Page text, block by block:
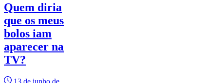
Quem diria
que os meus
bolos iam
aparecer na
TV?
13 de junho de